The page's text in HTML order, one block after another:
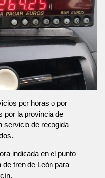
por horas o por
por la provincia de
servicio de recogida
indicada en el punto
tren de León para